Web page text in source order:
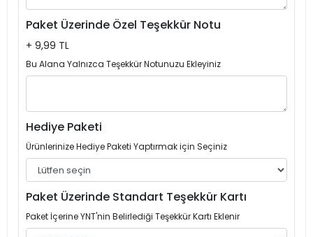
Paket Üzerinde Özel Teşekkür Notu
+ 9,99 TL
Bu Alana Yalnızca Teşekkür Notunuzu Ekleyiniz
Hediye Paketi
Ürünlerinize Hediye Paketi Yaptırmak için Seçiniz
Paket Üzerinde Standart Teşekkür Kartı
Paket İçerine YNT'nin Belirlediği Teşekkür Kartı Eklenir